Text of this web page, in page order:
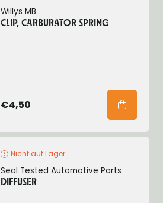
Willys MB
CLIP, CARBURATOR SPRING
€4,50
Nicht auf Lager
Seal Tested Automotive Parts
DIFFUSER